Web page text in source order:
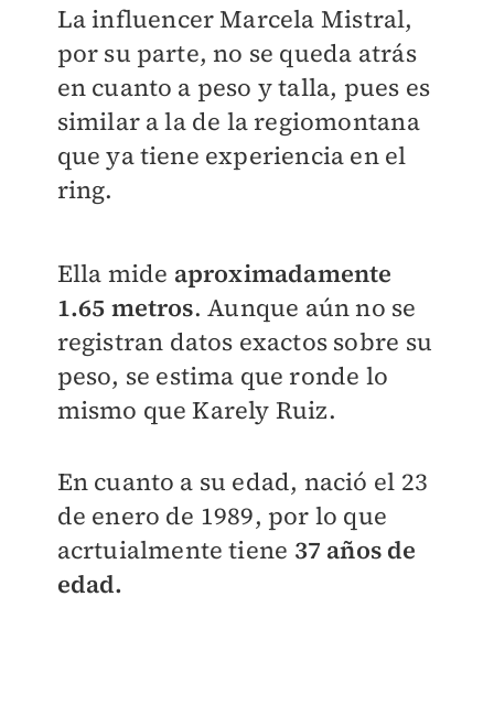
La influencer Marcela Mistral,
por su parte, no se queda atrás
en cuanto a peso y talla, pues es
similar a la de la regiomontana
que ya tiene experiencia en el
ring.
Ella mide aproximadamente
1.65 metros. Aunque aún no se
registran datos exactos sobre su
peso, se estima que ronde lo
mismo que Karely Ruiz.
En cuanto a su edad, nació el 23
de enero de 1989, por lo que
acrtuialmente tiene 37 años de
edad.